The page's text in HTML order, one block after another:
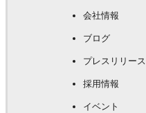
会社情報
ブログ
プレスリリース
採用情報
イベント